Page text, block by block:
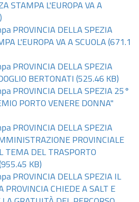
STAMPA L'EUROPA VA A
PROVINCIA DELLA SPEZIA
L'EUROPA VA A SCUOLA (671.1
PROVINCIA DELLA SPEZIA
BERTONATI (525.46 KB)
PROVINCIA DELLA SPEZIA 25°
PORTO VENERE DONNA"
PROVINCIA DELLA SPEZIA
PROVINCIALE
TEMA DEL TRASPORTO
KB)
PROVINCIA DELLA SPEZIA IL
PROVINCIA CHIEDE A SALT E